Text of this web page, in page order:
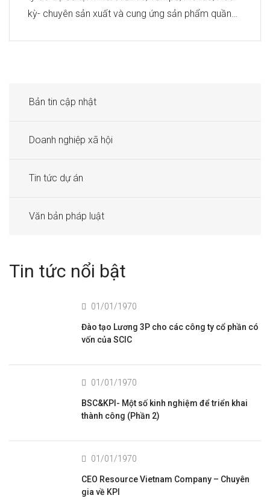
kỳ- chuyên sản xuất và cung ứng sản phẩm quần…
Bản tin cập nhật
Doanh nghiệp xã hội
Tin tức dự án
Văn bản pháp luật
Tin tức nổi bật
01/01/1970
Đào tạo Lương 3P cho các công ty cổ phần có
vốn của SCIC
01/01/1970
BSC&KPI- Một số kinh nghiệm để triển khai
thành công (Phần 2)
01/01/1970
CEO Resource Vietnam Company – Chuyên
gia về KPI